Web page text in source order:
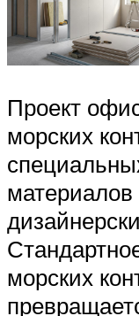
Проект
морских
морских